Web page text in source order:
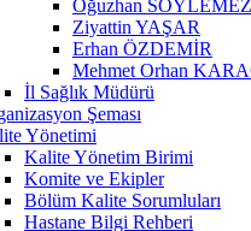
Oğuzhan SÖYLEMEZ
Ziyattin YAŞAR
Erhan ÖZDEMİR
Mehmet Orhan
İl Sağlık Müdürü
Şeması
Yönetimi
Kalite Yönetim Birimi
Komite ve Ekipler
Bölüm Kalite Sorumluları
Hastane Bilgi Rehberi